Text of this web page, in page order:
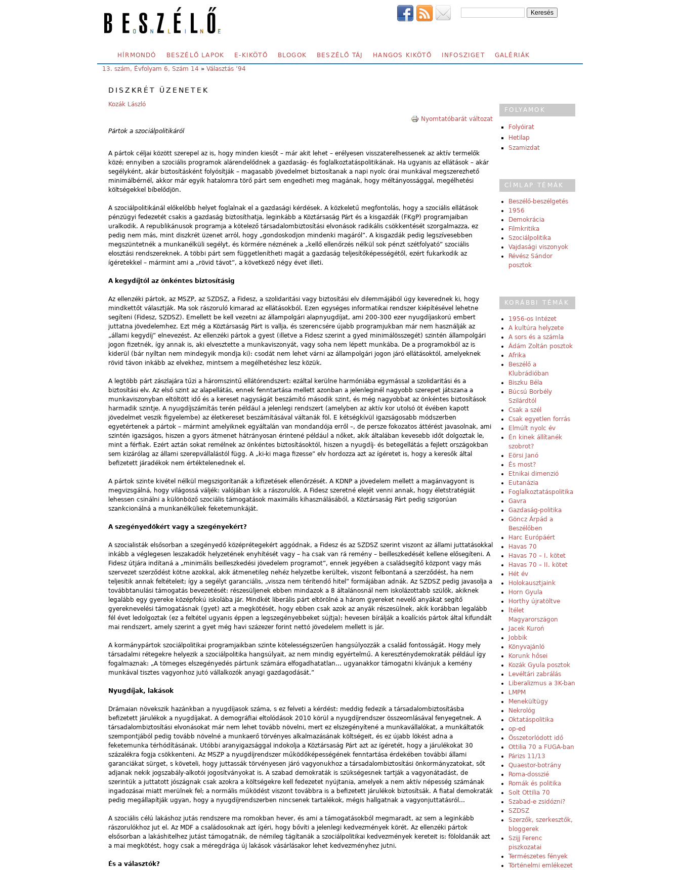
SECONDARY MENU
HÍRMONDÓ BESZÉLŐ LAPOK E-KIKÖTŐ BLOGOK BESZÉLŐ TÁJ HANGOS KIKÖTŐ INFOSZIGET GALÉRIÁK
YOU ARE HERE:
13. szám, Évfolyam 6, Szám 14 » Választás ’94
DISZKRÉT ÜZENETEK
Kozák László
Nyomtatóbarát változat
Pártok a szociálpolitikáról
A pártok céljai között szerepel az is, hogy minden kiesőt – már akit lehet – erélyesen visszaterelhessenek az aktív termelők
közé; ennyiben a szociális programok alárendelődnek a gazdaság- és foglalkoztatáspolitikának. Ha ugyanis az ellátások – akár
segélyként, akár biztosításként folyósítják – magasabb jövedelmet biztosítanak a napi nyolc órai munkával megszerezhető
minimálbérnél, akkor már egyik hatalomra törő párt sem engedheti meg magának, hogy méltányossággal, megélhetési
költségekkel bíbelődjön.
A szociálpolitikánál előkelőbb helyet foglalnak el a gazdasági kérdések. A közkeletű megfontolás, hogy a szociális ellátások
pénzügyi fedezetét csakis a gazdaság biztosíthatja, leginkább a Köztársaság Párt és a kisgazdák (FKgP) programjaiban
uralkodik. A republikánusok programja a kötelező társadalombiztosítási elvonások radikális csökkentését szorgalmazza, ez
pedig nem más, mint diszkrét üzenet arról, hogy „gondoskodjon mindenki magáról”. A kisgazdák pedig legszívesebben
megszüntetnék a munkanélküli segélyt, és körmére néznének a „kellő ellenőrzés nélkül sok pénzt szétfolyató” szociális
elosztási rendszereknek. A többi párt sem függetlenítheti magát a gazdaság teljesítőképességétől, ezért fukarkodik az
ígéretekkel – mármint ami a „rövid távot”, a következő négy évet illeti.
A kegydíjtól az önkéntes biztosításig
Az ellenzéki pártok, az MSZP, az SZDSZ, a Fidesz, a szolidaritási vagy biztosítási elv dilemmájából úgy keverednek ki, hogy
mindkettőt választják. Ma sok rászoruló kimarad az ellátásokból. Ezen egységes informatikai rendszer kiépítésével lehetne
segíteni (Fidesz, SZDSZ). Emellett be kell vezetni az állampolgári alapnyugdíjat, ami 200-300 ezer nyugdíjaskorú embert
juttatna jövedelemhez. Ezt még a Köztársaság Párt is vallja, és szerencsére újabb programjukban már nem használják az
„állami kegydíj” elnevezést. Az ellenzéki pártok a gyest (illetve a Fidesz szerint a gyed minimálösszegét) szintén állampolgári
jogon fizetnék, így annak is, aki elvesztette a munkaviszonyát, vagy soha nem lépett munkába. De a programokból az is
kiderül (bár nyíltan nem mindegyik mondja ki): csodát nem lehet várni az állampolgári jogon járó ellátásoktól, amelyeknek
rövid távon inkább az elvekhez, mintsem a megélhetéshez lesz közük.
A legtöbb párt zászlajára tűzi a háromszintű ellátórendszert: ezáltal kerülne harmóniába egymással a szolidaritási és a
biztosítási elv. Az első szint az alapellátás, ennek fenntartása mellett azonban a jelenleginél nagyobb szerepet játszana a
munkaviszonyban eltöltött idő és a kereset nagyságát beszámító második szint, és még nagyobbat az önkéntes biztosítások
harmadik szintje. A nyugdíjszámítás terén például a jelenlegi rendszert (amelyben az aktív kor utolsó öt évében kapott
jövedelmet veszik figyelembe) az életkereset beszámításával váltanák föl. E kétségkívül igazságosabb módszerben
egyetértenek a pártok – mármint amelyiknek egyáltalán van mondandója erről –, de persze fokozatos áttérést javasolnak, ami
szintén igazságos, hiszen a gyors átmenet hátrányosan érintené például a nőket, akik általában kevesebb időt dolgoztak le,
mint a férfiak. Ezért aztán sokat remélnek az önkéntes biztosításoktól, hiszen a nyugdíj- és betegellátás a fejlett országokban
sem kizárólag az állami szerepvállalástól függ. A „ki-ki maga fizesse” elv hordozza azt az ígéretet is, hogy a keresők által
befizetett járadékok nem értéktelenednek el.
A pártok szinte kivétel nélkül megszigorítanák a kifizetések ellenőrzését. A KDNP a jövedelem mellett a magánvagyont is
megvizsgálná, hogy világossá váljék: valójában kik a rászorulók. A Fidesz szeretné elejét venni annak, hogy életstratégiát
lehessen csinálni a különböző szociális támogatások maximális kihasználásából, a Köztársaság Párt pedig szigorúan
szankcionálná a munkanélküliek feketemunkáját.
A szegényedőkért vagy a szegényekért?
A szocialisták elsősorban a szegényedő középrétegekért aggódnak, a Fidesz és az SZDSZ szerint viszont az állami juttatásokkal
inkább a véglegesen leszakadók helyzetének enyhítését vagy – ha csak van rá remény – beilleszkedését kellene elősegíteni. A
Fidesz útjára indítaná a „minimális beilleszkedési jövedelem programot”, ennek jegyében a családsegítő központ vagy más
szervezet szerződést kötne azokkal, akik átmenetileg nehéz helyzetbe kerültek, viszont felbontaná a szerződést, ha nem
teljesítik annak feltételeit; így a segélyt garanciális, „vissza nem térítendő hitel” formájában adnák. Az SZDSZ pedig javasolja a
továbbtanulási támogatás bevezetését: részesüljenek ebben mindazok a 8 általánosnál nem iskolázottabb szülők, akiknek
legalább egy gyereke középfokú iskolába jár. Mindkét liberális párt eltörölné a három gyereket nevelő anyákat segítő
gyereknevelési támogatásnak (gyet) azt a megkötését, hogy ebben csak azok az anyák részesülnek, akik korábban legalább
fél évet ledolgoztak (ez a feltétel ugyanis éppen a legszegényebbeket sújtja); hevesen bírálják a koalíciós pártok által kifundált
mai rendszert, amely szerint a gyet még havi százezer forint nettó jövedelem mellett is jár.
A kormánypártok szociálpolitikai programjaikban szinte kötelességszerűen hangsúlyozzák a család fontosságát. Hogy mely
társadalmi rétegekre helyezik a szociálpolitika hangsúlyait, az nem mindig egyértelmű. A kereszténydemokraták például így
fogalmaznak: „A tömeges elszegényedés pártunk számára elfogadhatatlan… ugyanakkor támogatni kívánjuk a kemény
munkával tisztes vagyonhoz jutó vállalkozók anyagi gazdagodását.”
Nyugdíjak, lakások
Drámaian növekszik hazánkban a nyugdíjasok száma, s ez felveti a kérdést: meddig fedezik a társadalombiztosításba
befizetett járulékok a nyugdíjakat. A demográfiai eltolódások 2010 körül a nyugdíjrendszer összeomlásával fenyegetnek. A
társadalombiztosítási elvonásokat már nem lehet tovább növelni, mert ez elszegényítené a munkavállalókat, a munkáltatók
szempontjából pedig tovább növelné a munkaerő törvényes alkalmazásának költségeit, és ez újabb lökést adna a
feketemunka térhódításának. Utóbbi aranyigazsággal indokolja a Köztársaság Párt azt az ígéretét, hogy a járulékokat 30
százalékra fogja csökkenteni. Az MSZP a nyugdíjrendszer működőképességének fenntartása érdekében további állami
garanciákat sürget, s követeli, hogy juttassák törvényesen járó vagyonukhoz a társadalombiztosítási önkormányzatokat, sőt
adjanak nekik jogszabály-alkotói jogosítványokat is. A szabad demokraták is szükségesnek tartják a vagyonátadást, de
szerintük a juttatott jószágnak csak azokra a költségekre kell fedezetet nyújtania, amelyek a nem aktív népesség számának
ingadozásai miatt merülnek fel; a normális működést viszont továbbra is a befizetett járulékok biztosítsák. A fiatal demokraták
pedig megállapítják ugyan, hogy a nyugdíjrendszerben nincsenek tartalékok, mégis hallgatnak a vagyonjuttatásról…
A szociális célú lakáshoz jutás rendszere ma romokban hever, és ami a támogatásokból megmaradt, az sem a leginkább
rászorulókhoz jut el. Az MDF a családosoknak azt ígéri, hogy bővíti a jelenlegi kedvezmények körét. Az ellenzéki pártok
elsősorban a lakáshitelhez jutást támogatnák, de némileg tágítanák a szociálpolitikai kedvezmények kereteit is: föloldanák azt
a mai megkötést, hogy csak a méregdrága új lakások vásárlásakor lehet kedvezményhez jutni.
És a választók?
FOLYAMOK
Folyóirat
Hetilap
Szamizdat
CÍMLAP TÉMÁK
Beszélő-beszélgetés
1956
Demokrácia
Filmkritika
Szociálpolitika
Vajdasági viszonyok
Révész Sándor
posztok
KORÁBBI TÉMÁK
1956-os Intézet
A kultúra helyzete
A sors és a számla
Ádám Zoltán posztok
Afrika
Beszélő a
Klubrádióban
Biszku Béla
Búcsú Borbély
Szilárdtól
Csak a szél
Csak egyetlen forrás
Elmúlt nyolc év
Én kinek állítanék
szobrot?
Eörsi Janó
És most?
Etnikai dimenzió
Eutanázia
Foglalkoztatáspolitika
Gavra
Gazdaság-politika
Göncz Árpád a
Beszélőben
Harc Európáért
Havas 70
Havas 70 – I. kötet
Havas 70 – II. kötet
Hét év
Holokausztjaink
Horn Gyula
Horthy újratöltve
Ítélet
Magyarországon
Jacek Kuroń
Jobbik
Könyvajánló
Korunk hősei
Kozák Gyula posztok
Levéltári zabrálás
Liberalizmus a 3K-ban
LMPM
Menekültügy
Nekrológ
Oktatáspolitika
op-ed
Összetorlódott idő
Ottilia 70 a FUGA-ban
Párizs 11/13
Quaestor-botrány
Roma-dosszié
Romák és politika
Solt Ottilia 70
Szabad-e zsidózni?
SZDSZ
Szerzők, szerkesztők,
bloggerek
Szijj Ferenc
piszkozatai
Természetes fények
Történelmi emlékezet